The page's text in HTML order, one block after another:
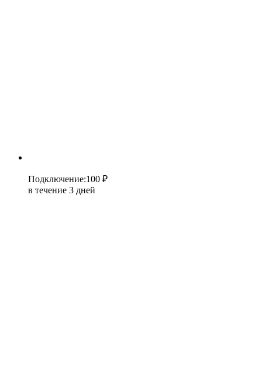
Подключение:100 ₽
в течение 3 дней